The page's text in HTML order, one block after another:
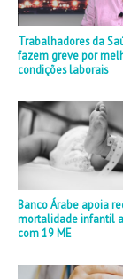
Trabalhadores da
fazem greve por
condições laborais
Banco Árabe apoia
mortalidade infantil
com 19 ME